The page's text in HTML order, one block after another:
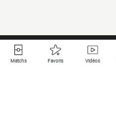
Matchs Favoris Vidéos